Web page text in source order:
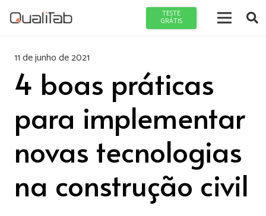
TESTE
GRÁTIS
11 de junho de 2021
4 boas práticas
para implementar
novas tecnologias
na construção civil